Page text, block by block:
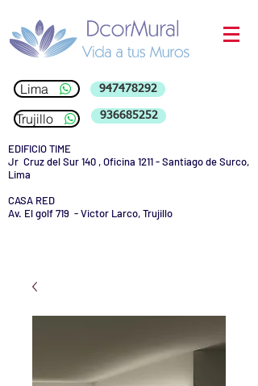
Lima 947478292
Trujillo 936685252
EDIFICIO TIME
Jr Cruz del Sur 140 , Oficina 1211 - Santiago de Surco,
Lima
CASA RED
Av. El golf 719 - Victor Larco, Trujillo